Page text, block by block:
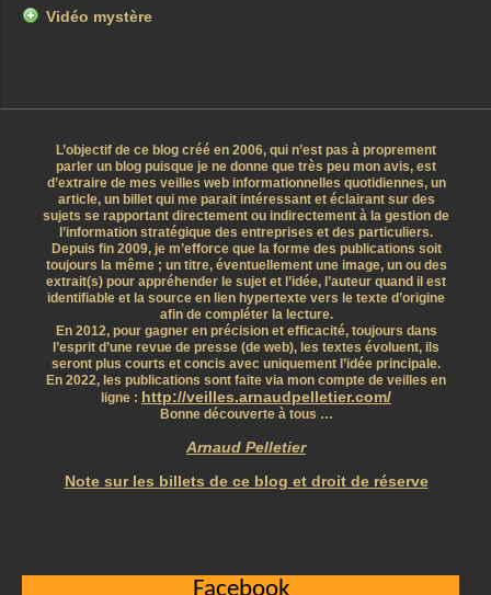
Vidéo mystère
L’objectif de ce blog créé en 2006, qui n’est pas à proprement
parler un blog puisque je ne donne que très peu mon avis, est
d’extraire de mes veilles web informationnelles quotidiennes, un
article, un billet qui me parait intéressant et éclairant sur des
sujets se rapportant directement ou indirectement à la gestion de
l’information stratégique des entreprises et des particuliers.
Depuis fin 2009, je m’efforce que la forme des publications soit
toujours la même ; un titre, éventuellement une image, un ou des
extrait(s) pour appréhender le sujet et l’idée, l’auteur quand il est
identifiable et la source en lien hypertexte vers le texte d’origine
afin de compléter la lecture.
En 2012, pour gagner en précision et efficacité, toujours dans
l’esprit d’une revue de presse (de web), les textes évoluent, ils
seront plus courts et concis avec uniquement l’idée principale.
En 2022, les publications sont faite via mon compte de veilles en
ligne : http://veilles.arnaudpelletier.com/
Bonne découverte à tous …
Arnaud Pelletier
Note sur les billets de ce blog et droit de réserve